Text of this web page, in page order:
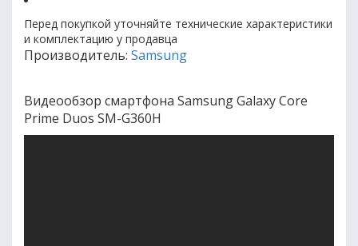
Перед покупкой уточняйте технические характеристики
и комплектацию у продавца
Производитель: Samsung
Видеообзор смартфона Samsung Galaxy Core
Prime Duos SM-G360H